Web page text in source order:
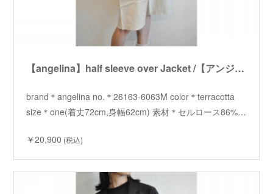
【angelina】half sleeve over Jacket /【アンジェリーナ】ハーフスリーブオーバージャケット
brand＊angelina no.＊26163-6063M color＊terracotta
size＊one(着丈72cm,身幅62cm) 素材＊セルロース86%…
￥20,900 (税込)